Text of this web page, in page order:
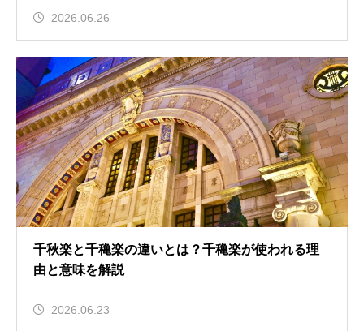
2026.06.26
千秋楽と千穐楽の違いとは？千穐楽が使われる理
由と意味を解説
2026.06.23